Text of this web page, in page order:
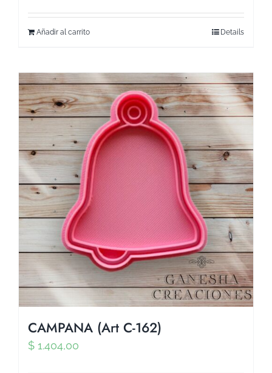
Añadir al carrito Details
CAMPANA (Art C-162)
$ 1.404,00